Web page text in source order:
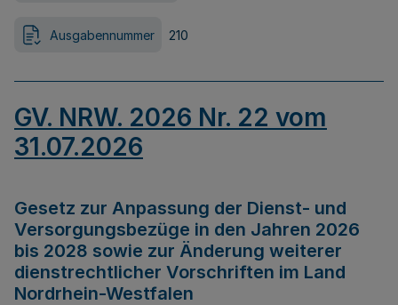
Ausgabennummer 210
GV. NRW. 2026 Nr. 22 vom
31.07.2026
Gesetz zur Anpassung der Dienst- und
Versorgungsbezüge in den Jahren 2026
bis 2028 sowie zur Änderung weiterer
dienstrechtlicher Vorschriften im Land
Nordrhein-Westfalen